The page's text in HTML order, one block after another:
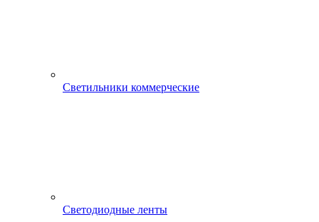
Светильники коммерческие
Светодиодные ленты